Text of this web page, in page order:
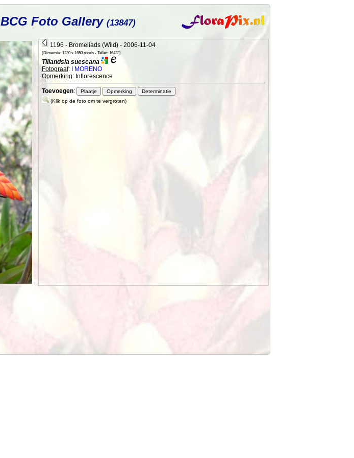
BCG Foto Gallery (13847)
1196 - Bromeliads (Wild) - 2006-11-04
(Dimensie: 1230 x 1650 pixels - Teller: 16423)
Tillandsia suescana
Fotograaf:
I MORENO
Opmerking: Inflorescence
Toevoegen:
(Klik op de foto om te vergroten)